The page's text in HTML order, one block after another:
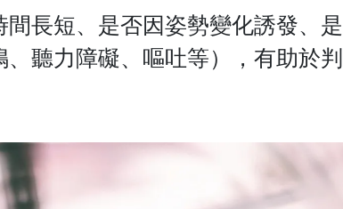
長短、是否因姿勢變化誘發、是
聽力障礙、嘔吐等），有助於判